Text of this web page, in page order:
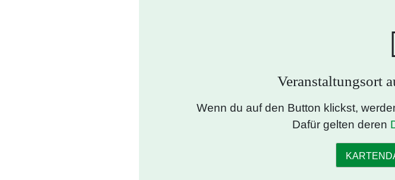
Veranstaltungsort
Wenn du auf den Button klickst,
Dafür gelten deren